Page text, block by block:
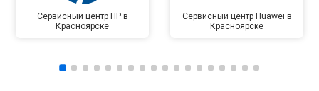
Сервисный центр HP в
Красноярске
Сервисный центр Huawei в
Красноярске